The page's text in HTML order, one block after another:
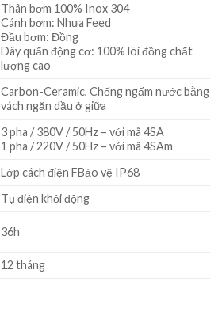
Thân bơm 100% Inox 304
Cánh bơm: Nhựa Feed
Đầu bơm: Đồng
Dây quấn động cơ: 100% lõi đồng chất
lượng cao
Carbon-Ceramic, Chống ngấm nước bằng
vách ngăn dầu ở giữa
3 pha / 380V / 50Hz – với mã 4SA
1 pha / 220V / 50Hz – với mã 4SAm
Lớp cách điện FBảo vệ IP68
Tụ điện khỏi động
36h
12 tháng